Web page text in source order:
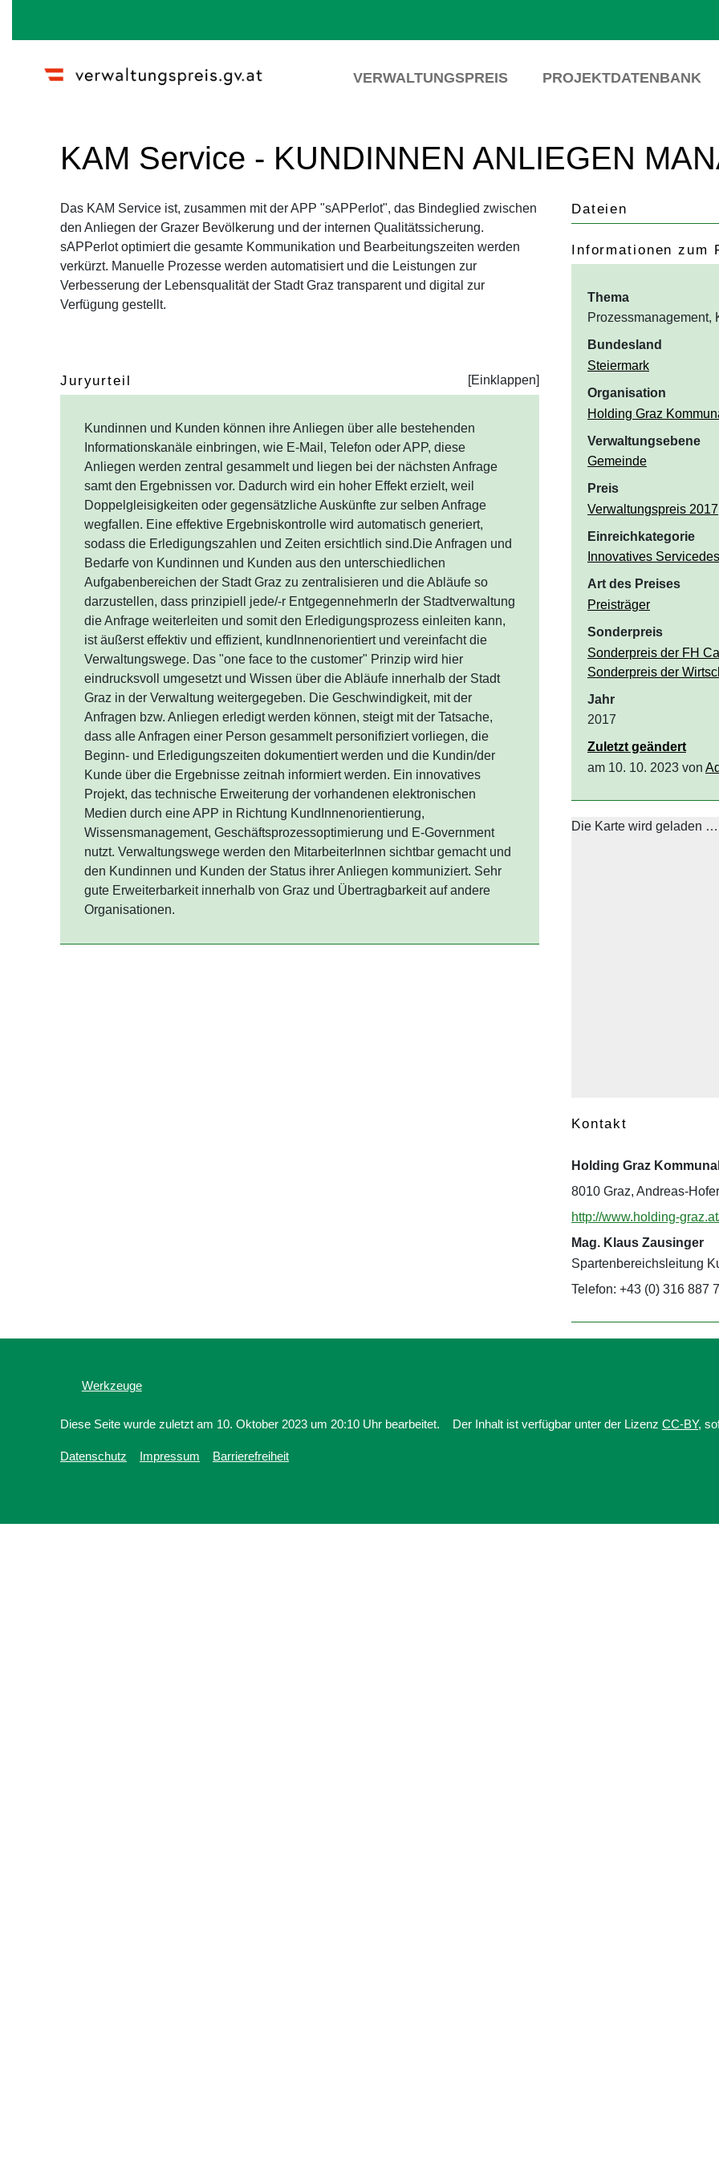
VERWALTUNGSPREIS PROJEKTDATENBANK
KAM Service - KUNDINNEN ANLIEGEN
Dateien
Informationen zum
Thema
Prozessmanagement,
Bundesland
Steiermark
Organisation
Holding Graz
Verwaltungsebene
Gemeinde
Preis
Verwaltungspreis 2017
Einreichkategorie
Innovatives
Art des Preises
Preisträger
Sonderpreis
Sonderpreis der FH
Sonderpreis der
Jahr
2017
Zuletzt geändert
am 10. 10. 2023 von
Kontakt
Holding Graz
8010 Graz, Andreas-
http://www.holding-
Mag. Klaus Zausinger
Spartenbereichsleitung
Telefon: +43 (0) 316 887
Das KAM Service ist, zusammen mit der APP "sAPPerlot", das Bindeglied
zwischen den Anliegen der Grazer Bevölkerung und der internen
Qualitätssicherung. sAPPerlot optimiert die gesamte Kommunikation und
Bearbeitungszeiten werden verkürzt. Manuelle Prozesse werden automatisiert und
die Leistungen zur Verbesserung der Lebensqualität der Stadt Graz transparent
und digital zur Verfügung gestellt.
Juryurteil
Kundinnen und Kunden können ihre Anliegen über alle bestehenden
Informationskanäle einbringen, wie E-Mail, Telefon oder APP, diese
Anliegen werden zentral gesammelt und liegen bei der nächsten Anfrage
samt den Ergebnissen vor. Dadurch wird ein hoher Effekt erzielt, weil
Doppelgleisigkeiten oder gegensätzliche Auskünfte zur selben Anfrage
wegfallen. Eine effektive Ergebniskontrolle wird automatisch generiert,
sodass die Erledigungszahlen und Zeiten ersichtlich sind.Die Anfragen
und Bedarfe von Kundinnen und Kunden aus den unterschiedlichen
Aufgabenbereichen der Stadt Graz zu zentralisieren und die Abläufe so
darzustellen, dass prinzipiell jede/-r EntgegennehmerIn der
Stadtverwaltung die Anfrage weiterleiten und somit den
Erledigungsprozess einleiten kann, ist äußerst effektiv und effizient,
kundInnenorientiert und vereinfacht die Verwaltungswege. Das "one face
to the customer" Prinzip wird hier eindrucksvoll umgesetzt und Wissen
über die Abläufe innerhalb der Stadt Graz in der Verwaltung
weitergegeben. Die Geschwindigkeit, mit der Anfragen bzw. Anliegen
erledigt werden können, steigt mit der Tatsache, dass alle Anfragen einer
Person gesammelt personifiziert vorliegen, die Beginn- und
Erledigungszeiten dokumentiert werden und die Kundin/der Kunde über
die Ergebnisse zeitnah informiert werden. Ein innovatives Projekt, das
technische Erweiterung der vorhandenen elektronischen Medien durch
eine APP in Richtung KundInnenorientierung, Wissensmanagement,
Geschäftsprozessoptimierung und E-Government nutzt. Verwaltungswege
werden den MitarbeiterInnen sichtbar gemacht und den Kundinnen und
Kunden der Status ihrer Anliegen kommuniziert. Sehr gute Erweiterbarkeit
innerhalb von Graz und Übertragbarkeit auf andere Organisationen.
Werkzeuge
Diese Seite wurde zuletzt am 10. Oktober 2023 um 20:10 Uhr bearbeitet. Der Inhalt ist verfügbar unter der Lizenz CC-BY,
Datenschutz Impressum Barrierefreiheit